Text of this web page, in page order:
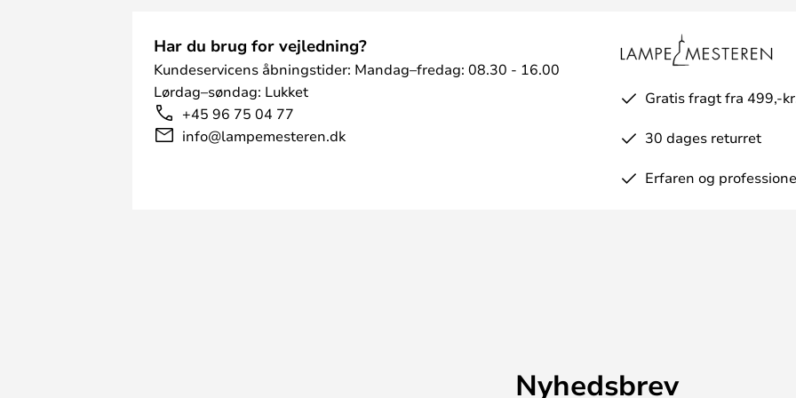
Har du brug for vejledning?
Kundeservicens åbningstider: Mandag–fredag: 08.30 - 16.00
Lørdag–søndag: Lukket
+45 96 75 04 77
info@lampemesteren.dk
Gratis fragt fra 499,-
30 dages returret
Erfaren og
Nyhedsbrev